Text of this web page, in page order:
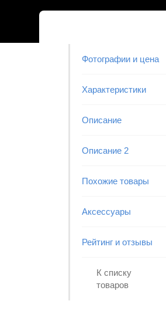
Фотографии и цена
Характеристики
Описание
Описание 2
Похожие товары
Аксессуары
Рейтинг и отзывы
К списку
товаров